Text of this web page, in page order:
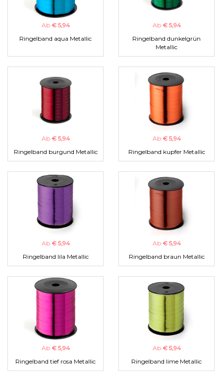
Ab € 5,94
Ringelband aqua Metallic
Ab € 5,94
Ringelband dunkelgrün
Metallic
Ab € 5,94
Ringelband burgund Metallic
Ab € 5,94
Ringelband kupfer Metallic
Ab € 5,94
Ringelband lila Metallic
Ab € 5,94
Ringelband braun Metallic
Ab € 5,94
Ringelband tief rosa Metallic
Ab € 5,94
Ringelband lime Metallic